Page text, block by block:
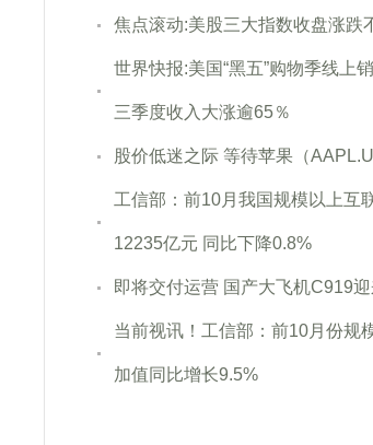
焦点滚动:美股三大指数收盘涨跌
世界快报:美国“黑五”购物季线上
三季度收入大涨逾65％
股价低迷之际 等待苹果（
工信部：前10月我国规模以上互
12235亿元 同比下降0.8%
即将交付运营 国产大飞机C919
当前视讯！工信部：前10月份规
加值同比增长9.5%